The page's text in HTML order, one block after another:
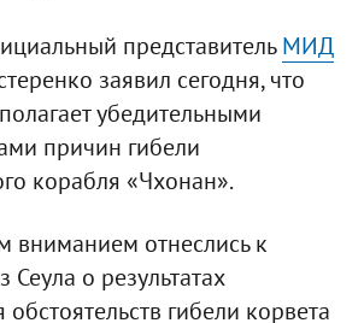
представительМИД
заявил сегодня, что
убедительными
причин гибели
корабля «Чхонан».
отнеслись к
о результатах
гибели корвета